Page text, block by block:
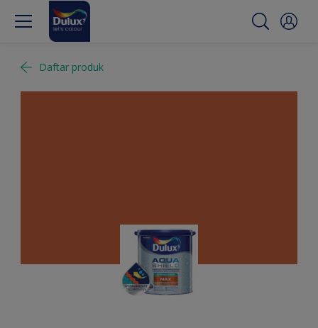
Daftar produk